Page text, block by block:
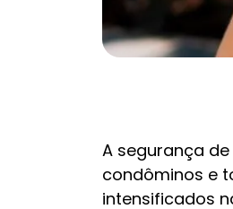
A segurança
condôminos e
intensificados